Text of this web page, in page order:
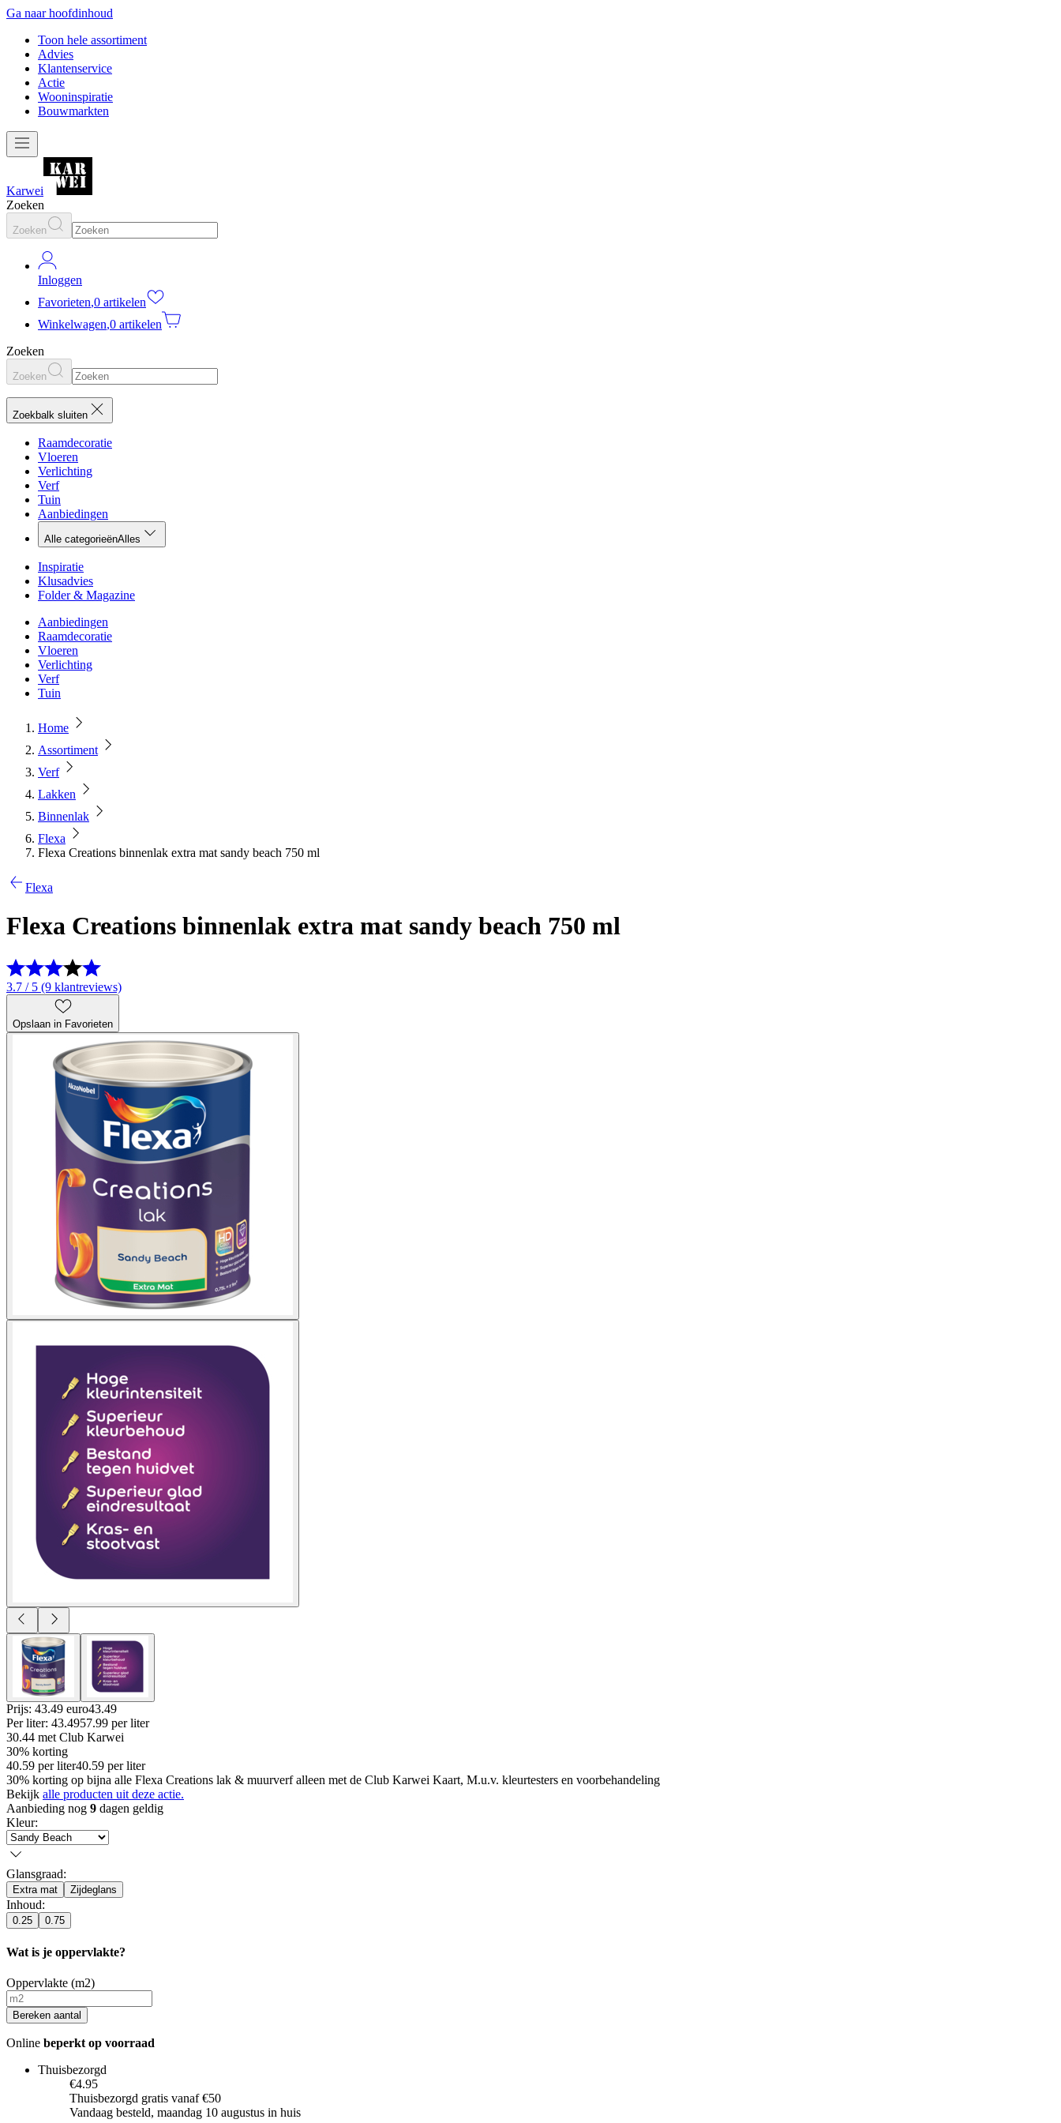
Ga naar hoofdinhoud
Toon hele assortiment
Advies
Klantenservice
Actie
Wooninspiratie
Bouwmarkten
Karwei
Zoeken
Zoeken
Inloggen
Favorieten,0 artikelen
Winkelwagen,0 artikelen
Zoeken
Zoeken
Zoekbalk sluiten
Raamdecoratie
Vloeren
Verlichting
Verf
Tuin
Aanbiedingen
Alle categorieënAlles
Inspiratie
Klusadvies
Folder & Magazine
Aanbiedingen
Raamdecoratie
Vloeren
Verlichting
Verf
Tuin
Home
Assortiment
Verf
Lakken
Binnenlak
Flexa
Flexa Creations binnenlak extra mat sandy beach 750 ml
Flexa
Flexa Creations binnenlak extra mat sandy beach 750 ml
3.7 / 5 (9 klantreviews)
Opslaan in Favorieten
Prijs: 43.49 euro43.49
Per liter: 43.4957.99 per liter
30.44 met Club Karwei
30% korting
40.59 per liter40.59 per liter
30% korting op bijna alle Flexa Creations lak & muurverf alleen met de Club Karwei Kaart, M.u.v. kleurtesters en voorbehandeling
Bekijk alle producten uit deze actie.
Aanbieding nog 9 dagen geldig
Kleur:
Glansgraad:
Extra mat Zijdeglans
Inhoud:
0.25 0.75
Wat is je oppervlakte?
Oppervlakte (m2)
Bereken aantal
Online beperkt op voorraad
Thuisbezorgd
€4.95
Thuisbezorgd gratis vanaf €50
Vandaag besteld, maandag 10 augustus in huis